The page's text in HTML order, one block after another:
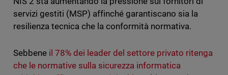
servizi gestiti (MSP) affinché garantiscano sia la
resilienza tecnica che la conformità normativa.
Sebbene il 78% dei leader del settore privato ritenga
che le normative sulla sicurezza informatica